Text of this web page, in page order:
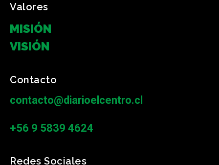
Valores
MISIÓN
VISIÓN
Contacto
contacto@diarioelcentro.cl
+56 9 5839 4624
Redes Sociales